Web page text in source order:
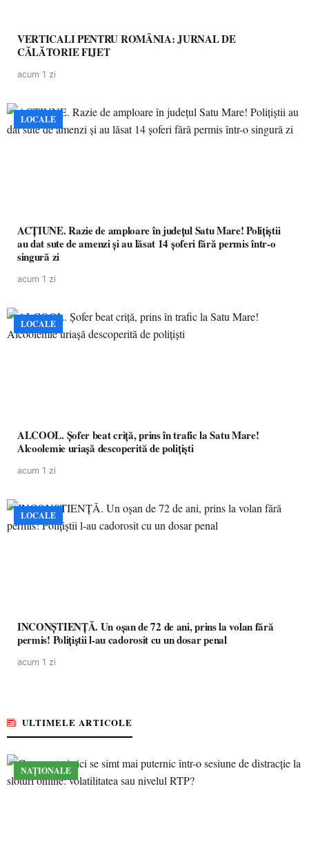
VERTICALI PENTRU ROMÂNIA: JURNAL DE
CĂLĂTORIE FIJET
acum 1 zi
LOCALE
ACȚIUNE. Razie de amploare în județul Satu Mare! Polițiștii
au dat sute de amenzi și au lăsat 14 șoferi fără permis într-o
singură zi
acum 1 zi
LOCALE
ALCOOL. Șofer beat criță, prins în trafic la Satu Mare!
Alcoolemie uriașă descoperită de polițiști
acum 1 zi
LOCALE
INCONȘTIENȚĂ. Un oșan de 72 de ani, prins la volan fără
permis! Polițiștii l-au cadorosit cu un dosar penal
acum 1 zi
ULTIMELE ARTICOLE
NAȚIONALE